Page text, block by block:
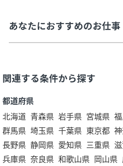
あなたにおすすめのお仕事
関連する条件から探す
都道府県
北海道 青森県 岩手県 宮城県
群馬県 埼玉県 千葉県 東京都
長野県 静岡県 愛知県 三重県
兵庫県 奈良県 和歌山県 岡山県